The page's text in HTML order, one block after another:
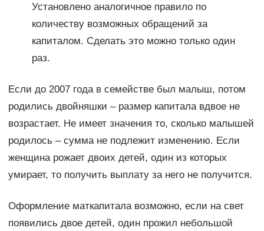
Установлено аналогичное правило по
количеству возможных обращений за
капиталом. Сделать это можно только один
раз.
Если до 2007 года в семействе был малыш, потом
родились двойняшки – размер капитала вдвое не
возрастает. Не имеет значения то, сколько малышей
родилось – сумма не подлежит изменению. Если
женщина рожает двоих детей, один из которых
умирает, то получить выплату за него не получится.
Оформление маткапитала возможно, если на свет
появились двое детей, один прожил небольшой